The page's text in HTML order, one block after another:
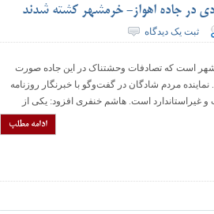
در جاده اهواز- خرمشهر کشته شدند
ثبت یک دیدگاه
است که تصادفات وحشتناک در این جاده صورت
مردم شادگان در گفت‌وگو با خبرنگار روزنامه
است. هاشم خنفری افزود: یکی از
ادامه مطلب